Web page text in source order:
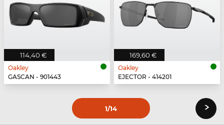
114,40 €
Oakley
GASCAN - 901443
169,60 €
Oakley
EJECTOR - 414201
1/14 ›